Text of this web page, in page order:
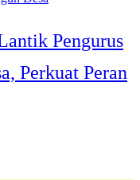
Pengurus
Perkuat Peran